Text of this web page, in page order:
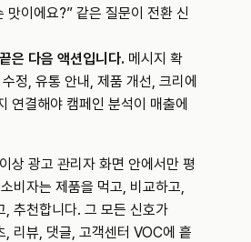
맛이에요?” 같은 질문이 전환 신
은 다음 액션입니다. 메시지 확
정, 유통 안내, 제품 개선, 크리에
연결해야 캠페인 분석이 매출에
상 광고 관리자 화면 안에서만 평
비자는 제품을 먹고, 비교하고,
, 추천합니다. 그 모든 신호가
리뷰, 댓글, 고객센터 VOC에 흩